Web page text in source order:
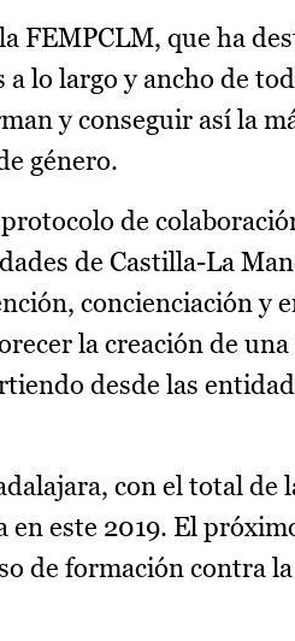
FEMPCLM, que ha
lo largo y ancho de
y conseguir así la
género.
de
de Castilla-La
concienciación y
la creación de
desde las
con el total de
este 2019. El
de formación contra